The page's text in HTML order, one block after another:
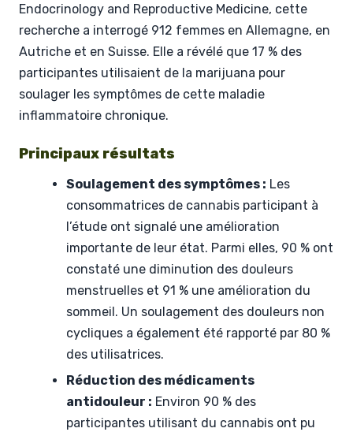
Endocrinology and Reproductive Medicine, cette
recherche a interrogé 912 femmes en Allemagne, en
Autriche et en Suisse. Elle a révélé que 17 % des
participantes utilisaient de la marijuana pour
soulager les symptômes de cette maladie
inflammatoire chronique.
Principaux résultats
Soulagement des symptômes : Les
consommatrices de cannabis participant à
l’étude ont signalé une amélioration
importante de leur état. Parmi elles, 90 % ont
constaté une diminution des douleurs
menstruelles et 91 % une amélioration du
sommeil. Un soulagement des douleurs non
cycliques a également été rapporté par 80 %
des utilisatrices.
Réduction des médicaments
antidouleur : Environ 90 % des
participantes utilisant du cannabis ont pu